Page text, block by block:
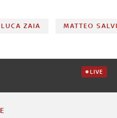
LUCA ZAIA MATTEO
LIVE